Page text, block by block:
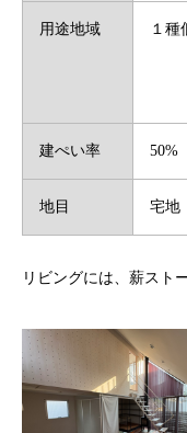
用途地域 １種
建ぺい率 50%
地目 宅地
リビングには、薪スト